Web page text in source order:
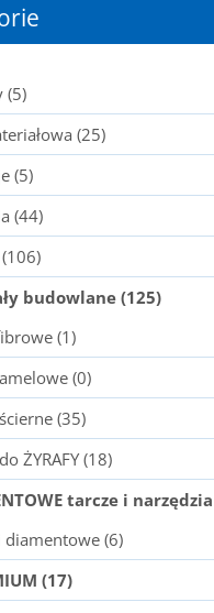
(5)
(25)
(5)
(44)
budowlane (125)
(1)
(0)
(35)
ŻYRAFY (18)
tarcze i
diamentowe (6)
(17)